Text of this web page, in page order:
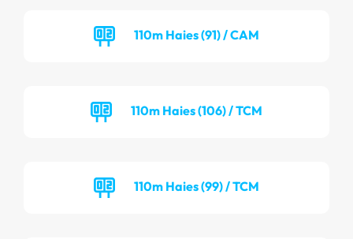
110m Haies (91) / CAM
110m Haies (106) / TCM
110m Haies (99) / TCM